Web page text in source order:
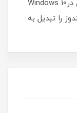
ارمغـان بیاورد. تغییرات گسترده و بسیاری درWindows 10
را تبدیل به